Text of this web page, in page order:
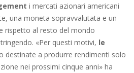
i mercati azionari americani
una moneta sopravvalutata e un
rispetto al resto del mondo
«Per questi motivi, le
destinate a produrre rendimenti solo
nei prossimi cinque anni» ha